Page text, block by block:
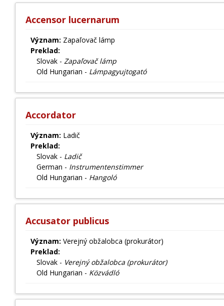
Accensor lucernarum
Význam: Zapaľovač lámp
Preklad:
Slovak - Zapaľovač lámp
Old Hungarian - Lámpagyujtogató
Accordator
Význam: Ladič
Preklad:
Slovak - Ladič
German - Instrumentenstimmer
Old Hungarian - Hangoló
Accusator publicus
Význam: Verejný obžalobca (prokurátor)
Preklad:
Slovak - Verejný obžalobca (prokurátor)
Old Hungarian - Közvádló